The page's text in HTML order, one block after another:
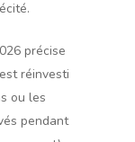
précise
réinvesti
ou les
pendant